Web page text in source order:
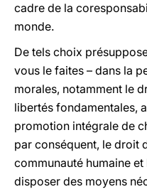
cadre de la
monde.
De tels choix
vous le faites – dans la
morales, notamment le
libertés fondamentales,
promotion intégrale de
par conséquent, le droit
communauté humaine
disposer des moyens